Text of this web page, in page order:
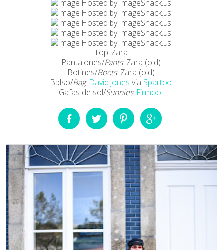
Top: Zara
Pantalones/Pants: Zara (old)
Botines/Boots: Zara (old)
Bolso/Bag: David Jones via Spartoo
Gafas de sol/Sunnies: Firmoo